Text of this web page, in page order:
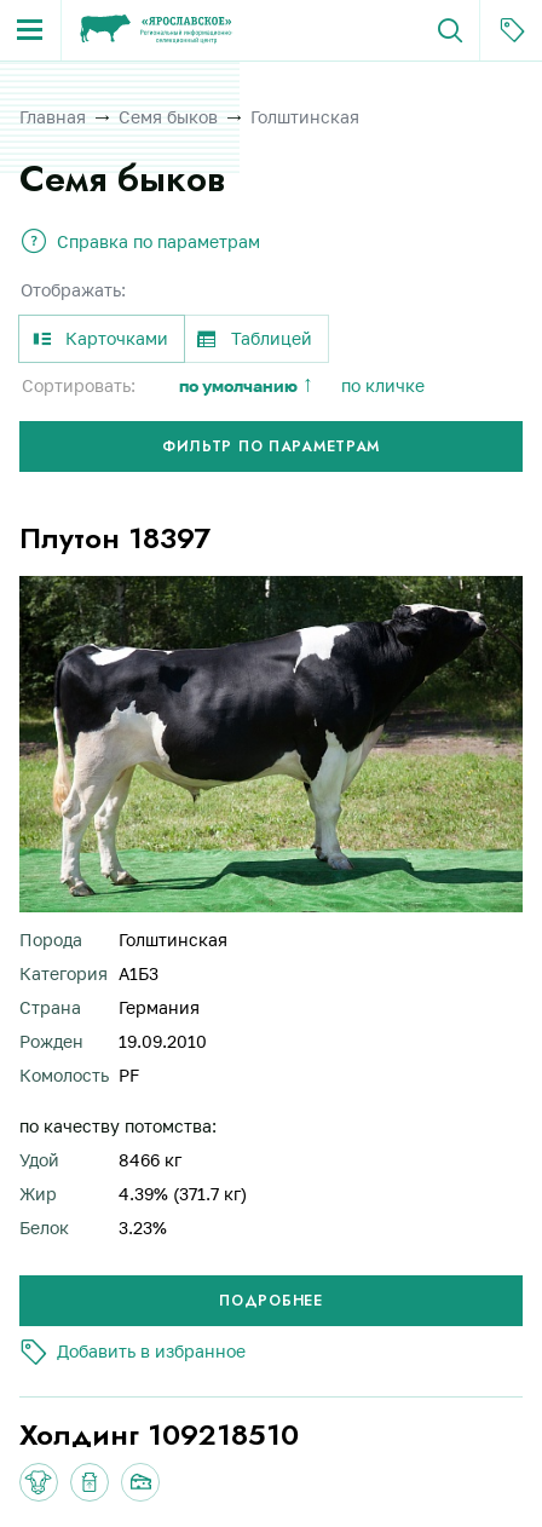
Главная Семя быков Голштинская
Семя быков
Справка по параметрам
Отображать:
Карточками Таблицей
Сортировать: по умолчанию по кличке
ФИЛЬТР ПО ПАРАМЕТРАМ
Плутон 18397
Порода
Голштинская
Категория А1Б3
Страна
Германия
Рожден
19.09.2010
Комолость PF
по качеству потомства:
Удой
8466 кг
Жир
4.39% (371.7 кг)
Белок
3.23%
ПОДРОБНЕЕ
Добавить в избранное
Холдинг 109218510